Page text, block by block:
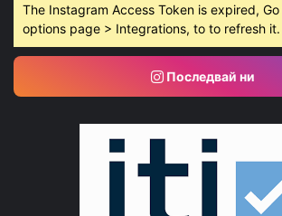
The Instagram Access Token is expired,
options page > Integrations, to to refresh it.
Последвай ни